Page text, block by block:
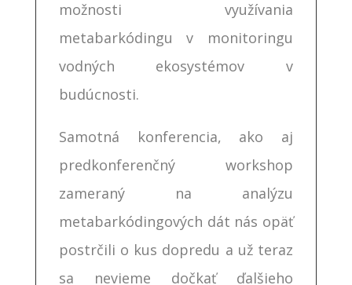
možnosti využívania
metabarkódingu v monitoringu
vodných ekosystémov v
budúcnosti.
Samotná konferencia, ako aj
predkonferenčný workshop
zameraný na analýzu
metabarkódingových dát nás opäť
postrčili o kus dopredu a už teraz
sa nevieme dočkať ďalšieho